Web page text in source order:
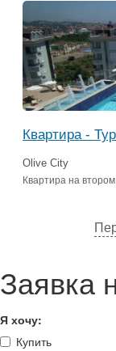
Квартира -
Olive City
Квартира на
Заявка
Я хочу:
Купить